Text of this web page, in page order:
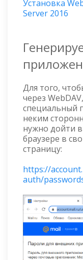
Установка
Server 2016
Для того,
через
специальный
неким
нужно дойти
браузере в
страницу:
https://
auth/